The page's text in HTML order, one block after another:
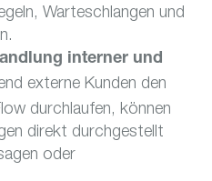
Warteschlangen und
interner und
externe Kunden den
durchlaufen, können
direkt durchgestellt
oder